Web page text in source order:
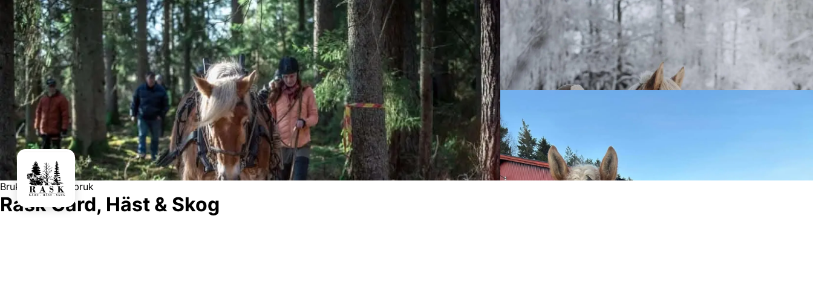
BrukshästSkogsbruk
Rask Gård, Häst & Skog